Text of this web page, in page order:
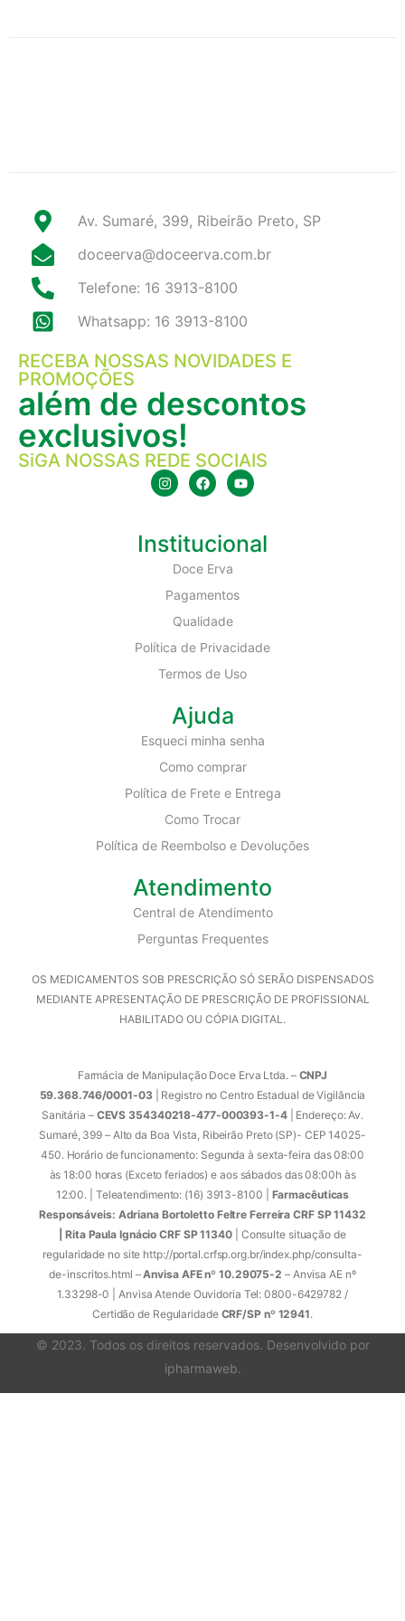
Av. Sumaré, 399, Ribeirão Preto, SP
doceerva@doceerva.com.br
Telefone: 16 3913-8100
Whatsapp: 16 3913-8100
RECEBA NOSSAS NOVIDADES E
PROMOÇÕES
além de descontos
exclusivos!
SiGA NOSSAS REDE SOCIAIS
Institucional
Doce Erva
Pagamentos
Qualidade
Política de Privacidade
Termos de Uso
Ajuda
Esqueci minha senha
Como comprar
Política de Frete e Entrega
Como Trocar
Política de Reembolso e Devoluções
Atendimento
Central de Atendimento
Perguntas Frequentes
OS MEDICAMENTOS SOB PRESCRIÇÃO SÓ SERÃO DISPENSADOS
MEDIANTE APRESENTAÇÃO DE PRESCRIÇÃO DE PROFISSIONAL
HABILITADO OU CÓPIA DIGITAL.
Farmácia de Manipulação Doce Erva Ltda. – CNPJ
59.368.746/0001-03| Registro no Centro Estadual de Vigilância
Sanitária –CEVS 354340218-477-000393-1-4| Endereço: Av.
Sumaré, 399 – Alto da Boa Vista, Ribeirão Preto (SP)- CEP 14025-
450. Horário de funcionamento: Segunda à sexta-feira das 08:00
às 18:00 horas (Exceto feriados) e aos sábados das 08:00h às
12:00. | Teleatendimento: (16) 3913-8100 | Farmacêuticas
Responsáveis: Adriana Bortoletto Feltre Ferreira CRF SP 11432
| Rita Paula Ignácio CRF SP 11340 | Consulte situação de
regularidade no site http://portal.crfsp.org.br/index.php/consulta-
de-inscritos.html –Anvisa AFE nº 10.29075-2 – Anvisa AE nº
1.33298-0 | Anvisa Atende Ouvidoria Tel: 0800-6429782 /
Certidão de Regularidade CRF/SP nº 12941.
© 2023. Todos os direitos reservados. Desenvolvido por
ipharmaweb.